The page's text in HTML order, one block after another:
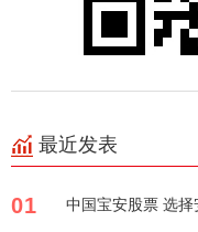
最近发表
01 中国宝安股票 选